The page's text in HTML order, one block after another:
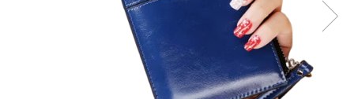
Accesorii pentru cap si par